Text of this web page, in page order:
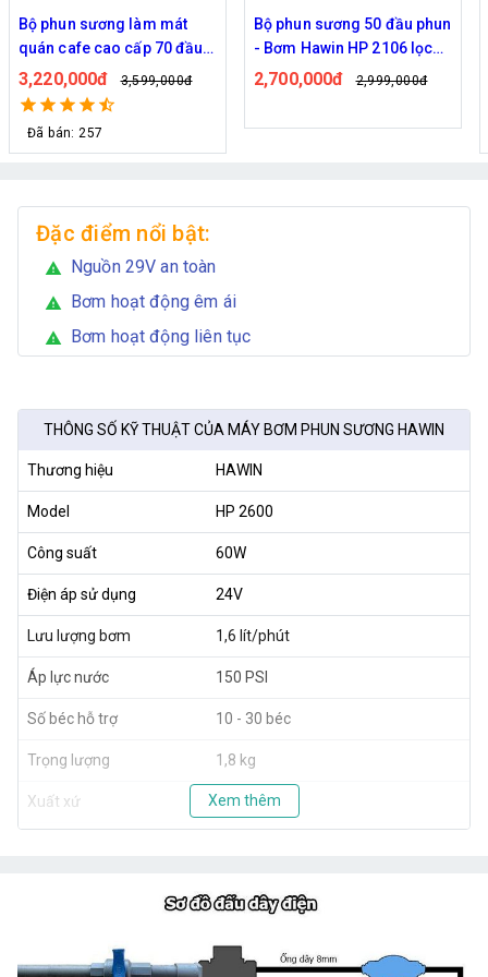
Bộ phun sương làm mát
quán cafe cao cấp 70 đầu
phun
3,220,000đ 3,599,000đ
Đã bán: 257
Bộ phun sương 50 đầu phun
- Bơm Hawin HP 2106 lọc
rác 50M dây
2,700,000đ 2,999,000đ
Đặc điểm nổi bật:
warning Nguồn 29V an toàn
warning Bơm hoạt động êm ái
warning Bơm hoạt động liên tục
THÔNG SỐ KỸ THUẬT CỦA MÁY BƠM PHUN SƯƠNG HAWIN
Thương hiệu HAWIN
Model HP 2600
Công suất 60W
Điện áp sử dụng 24V
Lưu lượng bơm 1,6 lít/phút
Áp lực nước 150 PSI
Số béc hỗ trợ 10 - 30 béc
Trọng lượng 1,8 kg
Xuất xứ Taiwan
Xem thêm